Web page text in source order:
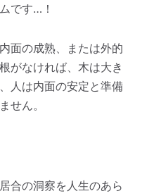
です…！
面の成熟、または外的
がなければ、木は大き
人は内面の安定と準備
せん。
合の洞察を人生のあら